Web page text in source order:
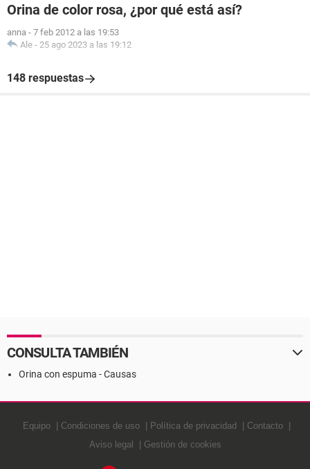
Orina de color rosa, ¿por qué está así?
anna - 7 feb 2012 a las 19:53
Ale - 25 ago 2023 a las 19:12
148 respuestas
CONSULTA TAMBIÉN
Orina con espuma - Causas
Equipo Condiciones de uso Política de privacidad
Contacto
Aviso legal
Gestión de cookies